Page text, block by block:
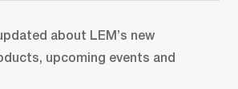
about LEM’s new
upcoming events and